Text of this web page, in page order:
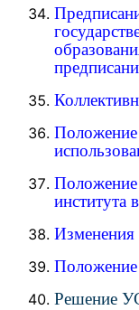
Положение
Положение
Решение